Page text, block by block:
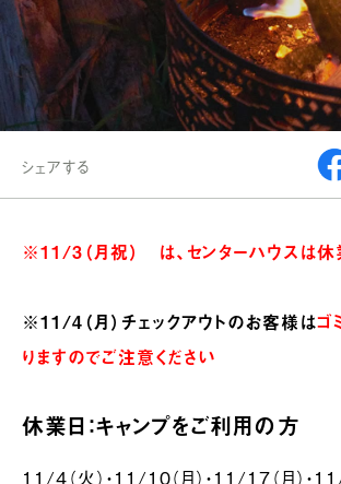
シェアする
※11/3（月祝） は、センターハウスは休
※11/4（月）チェックアウトのお客様はゴ
りますのでご注意ください
休業日：キャンプをご利用の方
11/4（火）・11/10（月）・11/17（月）・